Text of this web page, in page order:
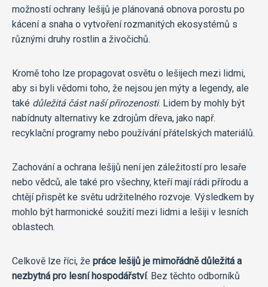
možností ochrany lešijů je plánovaná obnova porostu po
kácení a snaha o vytvoření rozmanitých ekosystémů s
různými druhy rostlin a živočichů.
Kromě toho lze propagovat osvětu o lešijech mezi lidmi,
aby si byli vědomi toho, že nejsou jen mýty a legendy, ale
také důležitá část naší přirozenosti. Lidem by mohly být
nabídnuty alternativy ke zdrojům dřeva, jako např.
recyklační programy nebo používání přátelských materiálů.
Zachování a ochrana lešijů není jen záležitostí pro lesaře
nebo vědců, ale také pro všechny, kteří mají rádi přírodu a
chtějí přispět ke světu udržitelného rozvoje. Výsledkem by
mohlo být harmonické soužití mezi lidmi a lešiji v lesních
oblastech.
Celkově lze říci, že práce lešijů je mimořádně důležitá a
nezbytná pro lesní hospodářství. Bez těchto odborníků